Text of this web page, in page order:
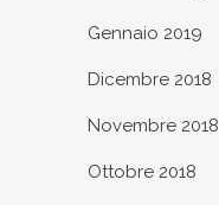
Gennaio 2019
Dicembre 2018
Novembre 2018
Ottobre 2018